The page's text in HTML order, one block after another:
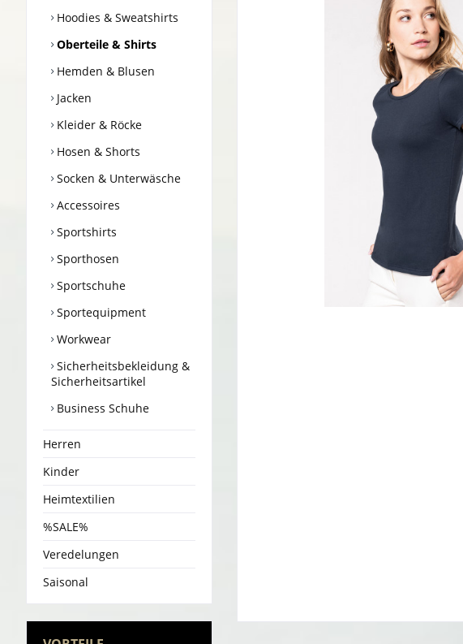
Hoodies & Sweatshirts
Oberteile & Shirts
Hemden & Blusen
Jacken
Kleider & Röcke
Hosen & Shorts
Socken & Unterwäsche
Accessoires
Sportshirts
Sporthosen
Sportschuhe
Sportequipment
Workwear
Sicherheitsbekleidung &
Sicherheitsartikel
Business Schuhe
Herren
Kinder
Heimtextilien
%SALE%
Veredelungen
Saisonal